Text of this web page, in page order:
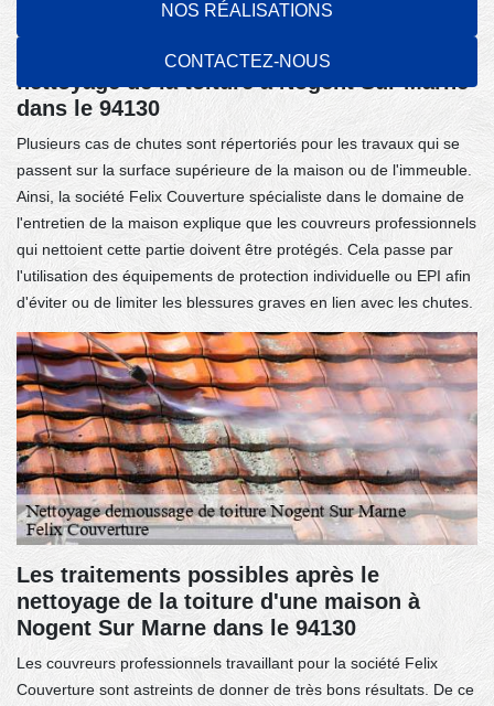
NOS RÉALISATIONS
CONTACTEZ-NOUS
Les couvreurs professionnels doivent se
protéger contre les chutes pendant le
nettoyage de la toiture à Nogent Sur Marne
dans le 94130
Plusieurs cas de chutes sont répertoriés pour les travaux qui se
passent sur la surface supérieure de la maison ou de l'immeuble.
Ainsi, la société Felix Couverture spécialiste dans le domaine de
l'entretien de la maison explique que les couvreurs professionnels
qui nettoient cette partie doivent être protégés. Cela passe par
l'utilisation des équipements de protection individuelle ou EPI afin
d'éviter ou de limiter les blessures graves en lien avec les chutes.
Les traitements possibles après le
nettoyage de la toiture d'une maison à
Nogent Sur Marne dans le 94130
Les couvreurs professionnels travaillant pour la société Felix
Couverture sont astreints de donner de très bons résultats. De ce